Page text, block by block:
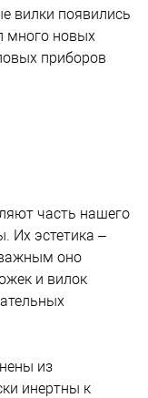
вилки появились
много новых
приборов
часть нашего
Их эстетика –
оно
и вилок
из
инертны к